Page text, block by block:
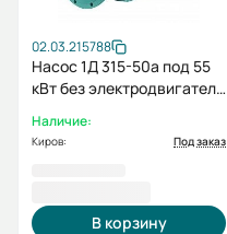
02.03.215788
Насос 1Д 315-50а под 55
кВт без электродвигателя
Наличие:
Киров: Под заказ
В корзину